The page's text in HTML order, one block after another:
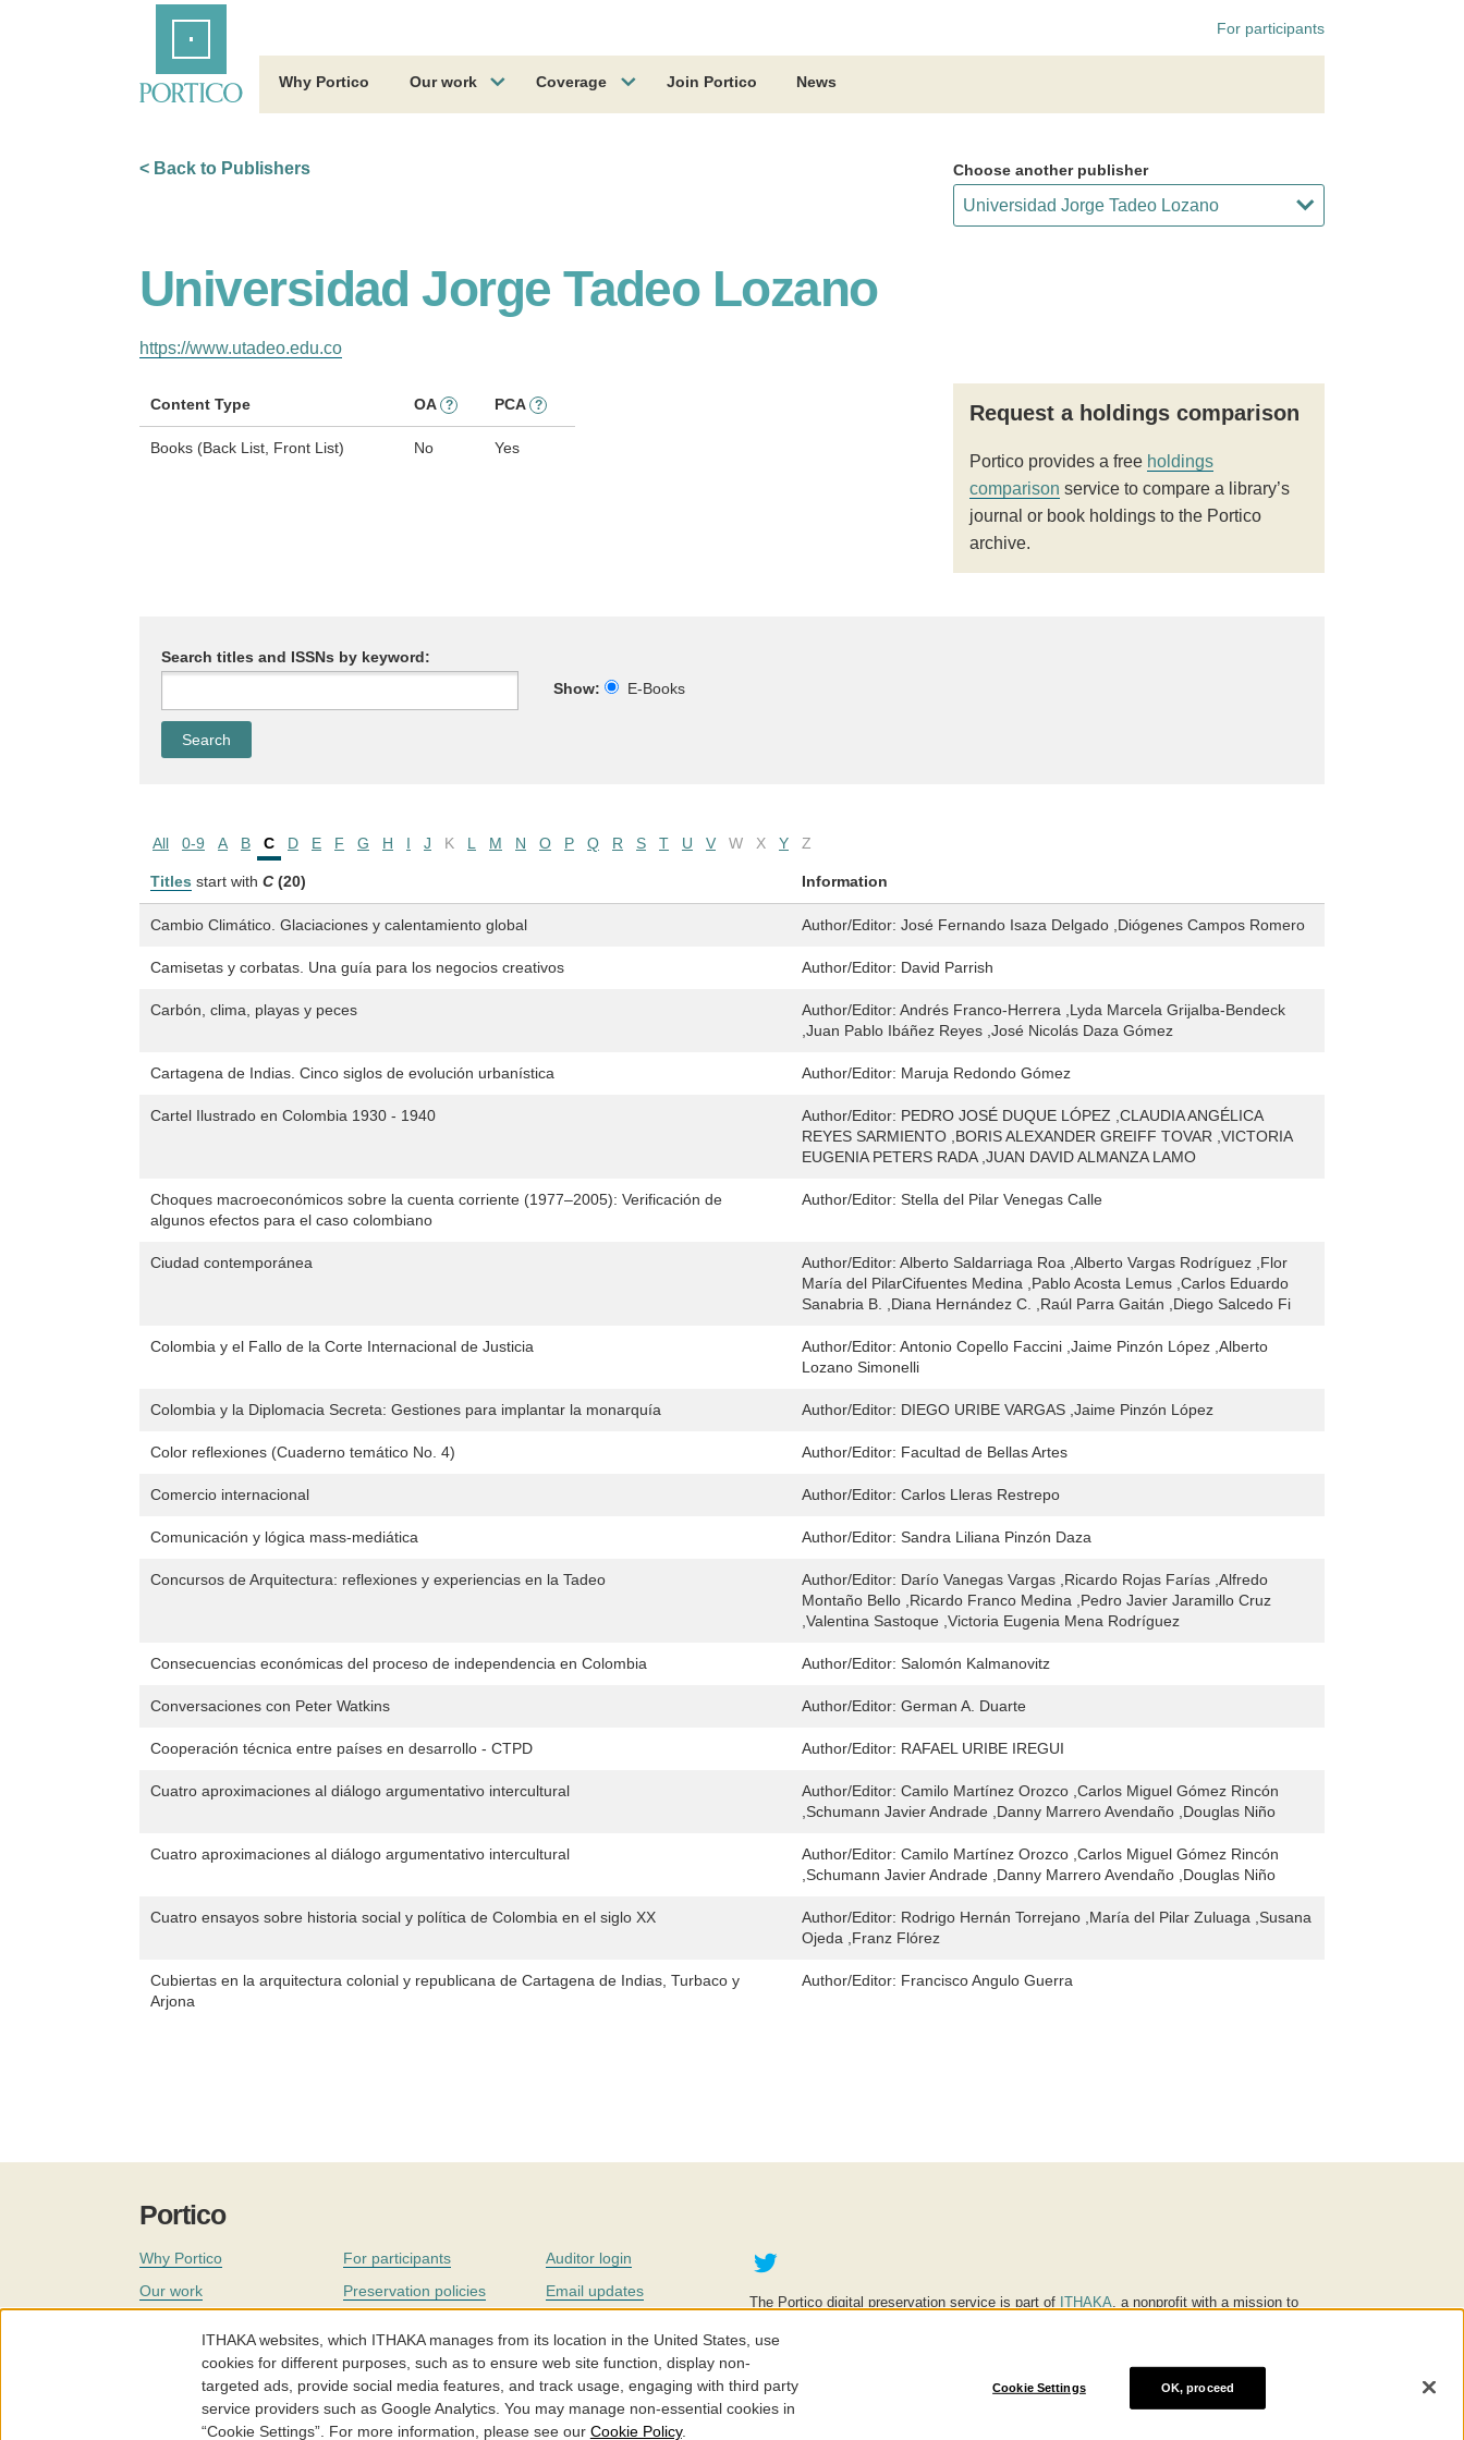
For participants
Why Portico Our work Coverage Join Portico News
< Back to Publishers Choose another publisher
Universidad Jorge Tadeo Lozano
https://www.utadeo.edu.co
Content Type OA ? PCA ?
Books (Back List, Front List) No Yes
Request a holdings comparison
Portico provides a free holdings
comparison service to compare a library’s
journal or book holdings to the Portico
archive.
Search titles and ISSNs by keyword:
Show:
E-Books
All 0-9 A B C D E F G H I J K L M N O P Q R S T U V W X Y Z
Titles start with C (20) Information
Cambio Climático. Glaciaciones y calentamiento global Author/Editor: José Fernando Isaza Delgado ,Diógenes Campos Romero
Camisetas y corbatas. Una guía para los negocios creativos Author/Editor: David Parrish
Carbón, clima, playas y peces Author/Editor: Andrés Franco-Herrera ,Lyda Marcela Grijalba-Bendeck
,Juan Pablo Ibáñez Reyes ,José Nicolás Daza Gómez
Cartagena de Indias. Cinco siglos de evolución urbanística Author/Editor: Maruja Redondo Gómez
Cartel Ilustrado en Colombia 1930 - 1940 Author/Editor: PEDRO JOSÉ DUQUE LÓPEZ ,CLAUDIA ANGÉLICA
REYES SARMIENTO ,BORIS ALEXANDER GREIFF TOVAR ,VICTORIA
EUGENIA PETERS RADA ,JUAN DAVID ALMANZA LAMO
Choques macroeconómicos sobre la cuenta corriente (1977–2005): Verificación de
algunos efectos para el caso colombiano
Author/Editor: Stella del Pilar Venegas Calle
Ciudad contemporánea Author/Editor: Alberto Saldarriaga Roa ,Alberto Vargas Rodríguez ,Flor
María del PilarCifuentes Medina ,Pablo Acosta Lemus ,Carlos Eduardo
Sanabria B. ,Diana Hernández C. ,Raúl Parra Gaitán ,Diego Salcedo Fi
Colombia y el Fallo de la Corte Internacional de Justicia Author/Editor: Antonio Copello Faccini ,Jaime Pinzón López ,Alberto
Lozano Simonelli
Colombia y la Diplomacia Secreta: Gestiones para implantar la monarquía Author/Editor: DIEGO URIBE VARGAS ,Jaime Pinzón López
Color reflexiones (Cuaderno temático No. 4) Author/Editor: Facultad de Bellas Artes
Comercio internacional Author/Editor: Carlos Lleras Restrepo
Comunicación y lógica mass-mediática Author/Editor: Sandra Liliana Pinzón Daza
Concursos de Arquitectura: reflexiones y experiencias en la Tadeo Author/Editor: Darío Vanegas Vargas ,Ricardo Rojas Farías ,Alfredo
Montaño Bello ,Ricardo Franco Medina ,Pedro Javier Jaramillo Cruz
,Valentina Sastoque ,Victoria Eugenia Mena Rodríguez
Consecuencias económicas del proceso de independencia en Colombia Author/Editor: Salomón Kalmanovitz
Conversaciones con Peter Watkins Author/Editor: German A. Duarte
Cooperación técnica entre países en desarrollo - CTPD Author/Editor: RAFAEL URIBE IREGUI
Cuatro aproximaciones al diálogo argumentativo intercultural Author/Editor: Camilo Martínez Orozco ,Carlos Miguel Gómez Rincón
,Schumann Javier Andrade ,Danny Marrero Avendaño ,Douglas Niño
Cuatro aproximaciones al diálogo argumentativo intercultural Author/Editor: Camilo Martínez Orozco ,Carlos Miguel Gómez Rincón
,Schumann Javier Andrade ,Danny Marrero Avendaño ,Douglas Niño
Cuatro ensayos sobre historia social y política de Colombia en el siglo XX Author/Editor: Rodrigo Hernán Torrejano ,María del Pilar Zuluaga ,Susana
Ojeda ,Franz Flórez
Cubiertas en la arquitectura colonial y republicana de Cartagena de Indias, Turbaco y
Arjona
Author/Editor: Francisco Angulo Guerra
Portico
Why Portico
Our work
For participants
Preservation policies
Our staff
Auditor login
Email updates
Careers
Twitter
The Portico digital preservation service is part of ITHAKA, a nonprofit with a mission to
education is key to the wellbeing of individuals and society, and we work to make it more
©2005-2026. Portico® and ITHAKA® are trademarks of ITHAKA
ITHAKA websites, which ITHAKA manages from its location in the United States, use
cookies for different purposes, such as to ensure web site function, display non-
targeted ads, provide social media features, and track usage, engaging with third party
service providers such as Google Analytics. You may manage non-essential cookies in
“Cookie Settings”. For more information, please see our Cookie Policy.
Cookie Settings OK, proceed